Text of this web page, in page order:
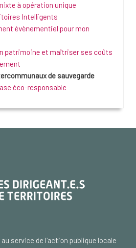
à opération unique
Intelligents
évènementiel pour mon
patrimoine et maîtriser ses coûts
de sauvegarde
éco-responsable
service de l'action publique locale